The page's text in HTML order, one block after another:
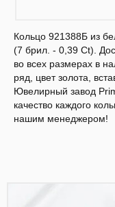
Кольцо 921388Б из
(7 брил. - 0,39 Ct).
во всех размерах в
ряд, цвет золота,
Ювелирный завод
качество каждого
нашим менеджером!